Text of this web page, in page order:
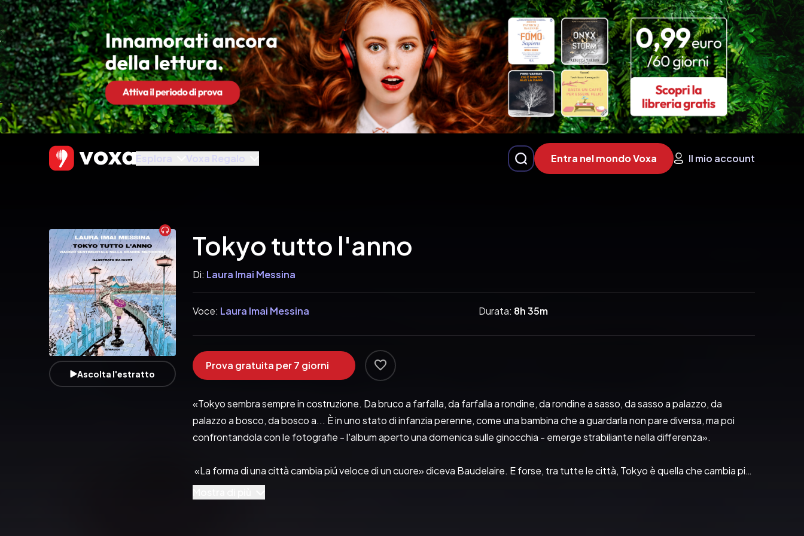
Esplora Voxa Regalo Entra nel mondo Voxa Il mio account
Audiobook
Ascolta l'estratto
Tokyo tutto l'anno
Di: Laura Imai Messina
Voce: Laura Imai Messina Durata: 8h 35m
Prova gratuita per 7 giorni
«Tokyo sembra sempre in costruzione. Da bruco a farfalla, da farfalla a rondine, da rondine a sasso, da sasso a palazzo, da
palazzo a bosco, da bosco a... È in uno stato di infanzia perenne, come una bambina che a guardarla non pare diversa, ma poi
confrontandola con le fotografie - l'album aperto una domenica sulle ginocchia - emerge strabiliante nella differenza».
«La forma di una città cambia piú veloce di un cuore» diceva Baudelaire. E forse, tra tutte le città, Tokyo è quella che cambia piú
velocemente se è vero, come scrive Laura Imai Messina, che l'antica Edo «è in uno stato di infanzia perenne». Laura si trasferí a
Tokyo per studiare: pensava sarebbero passati pochi mesi - quanto bastava per perfezionare il suo giapponese - non che